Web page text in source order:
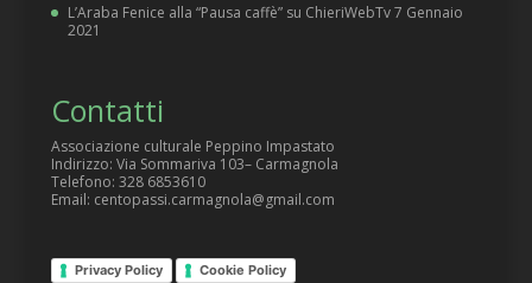
L’Araba Fenice alla “Pausa caffè” su ChieriWebTv 7 Gennaio
2021
Contatti
Associazione culturale Peppino Impastato
Indirizzo: Via Sommariva 103– Carmagnola
Telefono: 328 6853610
Email: centopassi.carmagnola@gmail.com
Privacy Policy Cookie Policy